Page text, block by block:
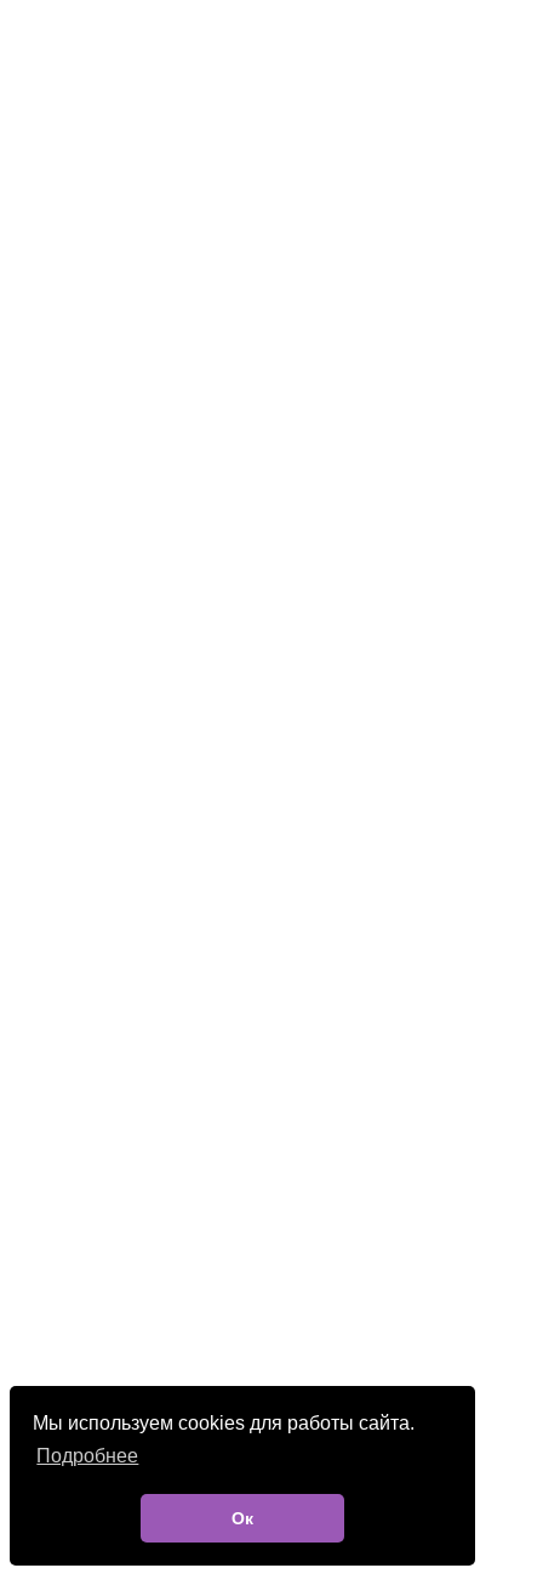
Мы используем cookies для работы сайта.
Подробнее
Ок